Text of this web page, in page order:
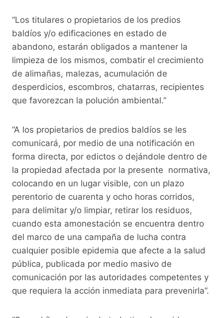
“Los titulares o propietarios de los predios
baldíos y/o edificaciones en estado de
abandono, estarán obligados a mantener la
limpieza de los mismos, combatir el crecimiento
de alimañas, malezas, acumulación de
desperdicios, escombros, chatarras, recipientes
que favorezcan la polución ambiental.”
“A los propietarios de predios baldíos se les
comunicará, por medio de una notificación en
forma directa, por edictos o dejándole dentro de
la propiedad afectada por la presente normativa,
colocando en un lugar visible, con un plazo
perentorio de cuarenta y ocho horas corridos,
para delimitar y/o limpiar, retirar los residuos,
cuando esta amonestación se encuentra dentro
del marco de una campaña de lucha contra
cualquier posible epidemia que afecte a la salud
pública, publicada por medio masivo de
comunicación por las autoridades competentes y
que requiera la acción inmediata para prevenirla”.